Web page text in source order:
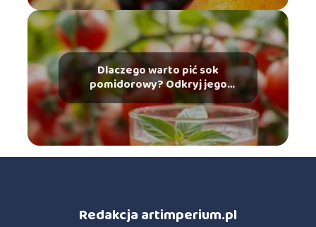
Dlaczego warto pić sok
pomidorowy? Odkryj jego
zdrowotne korzyści!
Redakcja artimperium.pl